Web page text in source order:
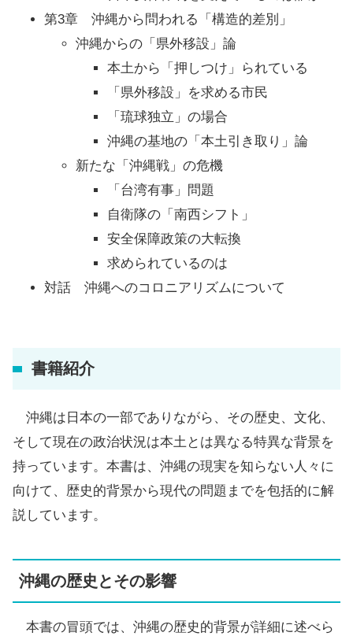
第3章 沖縄から問われる「構造的差別」
沖縄からの「県外移設」論
本土から「押しつけ」られている
「県外移設」を求める市民
「琉球独立」の場合
沖縄の基地の「本土引き取り」論
新たな「沖縄戦」の危機
「台湾有事」問題
自衛隊の「南西シフト」
安全保障政策の大転換
求められているのは
対話 沖縄へのコロニアリズムについて
書籍紹介
沖縄は日本の一部でありながら、その歴史、文化、
そして現在の政治状況は本土とは異なる特異な背景を
持っています。本書は、沖縄の現実を知らない人々に
向けて、歴史的背景から現代の問題までを包括的に解
説しています。
沖縄の歴史とその影響
本書の冒頭では、沖縄の歴史的背景が詳細に述べら